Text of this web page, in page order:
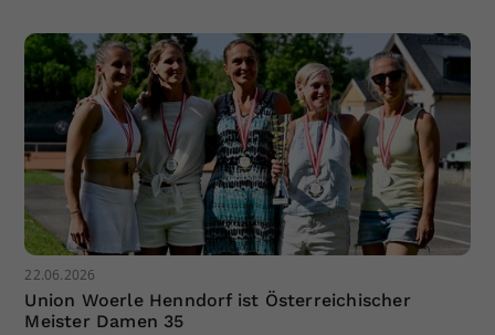
22.06.2026
Union Woerle Henndorf ist Österreichischer
Meister Damen 35